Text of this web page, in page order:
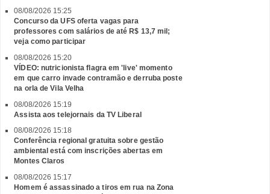
08/08/2026 15:25
Concurso da UFS oferta vagas para
professores com salários de até R$ 13,7 mil;
veja como participar
08/08/2026 15:20
VÍDEO: nutricionista flagra em 'live' momento
em que carro invade contramão e derruba poste
na orla de Vila Velha
08/08/2026 15:19
Assista aos telejornais da TV Liberal
08/08/2026 15:18
Conferência regional gratuita sobre gestão
ambiental está com inscrições abertas em
Montes Claros
08/08/2026 15:17
Homem é assassinado a tiros em rua na Zona